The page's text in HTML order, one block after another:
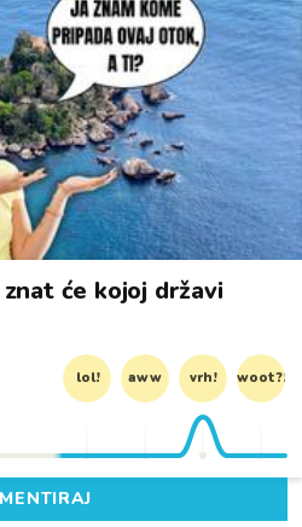
će kojoj državi
lol! aww vrh! woot?!